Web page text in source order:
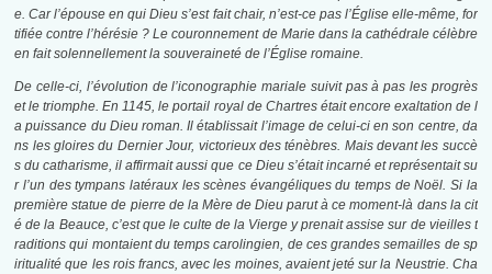
e. Car l’épouse en qui Dieu s’est fait chair, n’est-ce pas l’Église elle-même, for
tifiée contre l’hérésie ? Le couronnement de Marie dans la cathédrale célèbre
en fait solennellement la souveraineté de l’Église romaine.
De celle-ci, l’évolution de l’iconographie mariale suivit pas à pas les progrès
et le triomphe. En 1145, le portail royal de Chartres était encore exaltation de l
a puissance du Dieu roman. Il établissait l’image de celui-ci en son centre, da
ns les gloires du Dernier Jour, victorieux des ténèbres. Mais devant les succè
s du catharisme, il affirmait aussi que ce Dieu s’était incarné et représentait su
r l’un des tympans latéraux les scènes évangéliques du temps de Noël. Si la
première statue de pierre de la Mère de Dieu parut à ce moment-là dans la cit
é de la Beauce, c’est que le culte de la Vierge y prenait assise sur de vieilles t
raditions qui montaient du temps carolingien, de ces grandes semailles de sp
iritualité que les rois francs, avec les moines, avaient jeté sur la Neustrie. Cha